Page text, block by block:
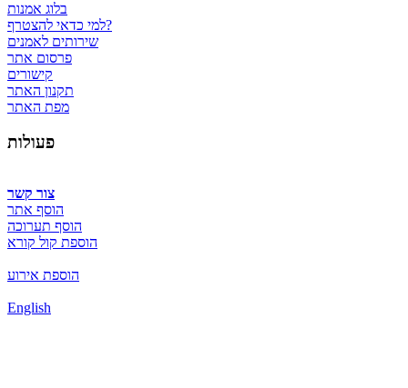
בלוג אמנות
למי כדאי להצטרף?
שירותים לאמנים
פרסום אתר
קישורים
תקנון האתר
מפת האתר
פעולות
צור קשר
הוסף אתר
הוסף תערוכה
הוספת קול קורא
הוספת אירוע
English